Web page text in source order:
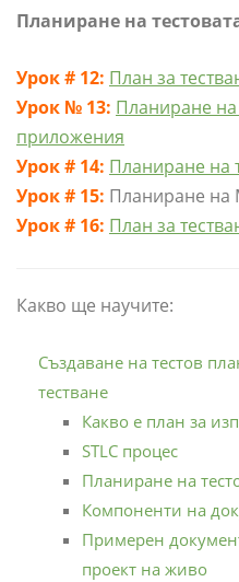
Планиране на
Урок # 12: План за
Урок № 13: Планиране на
приложения
Урок # 14: Планиране на
Урок # 15: Планиране на
Урок # 16: План за
Какво ще научите:
Създаване на тестов
тестване
Какво е план за
STLC процес
Планиране на
Компоненти на
Примерен
проект на живо